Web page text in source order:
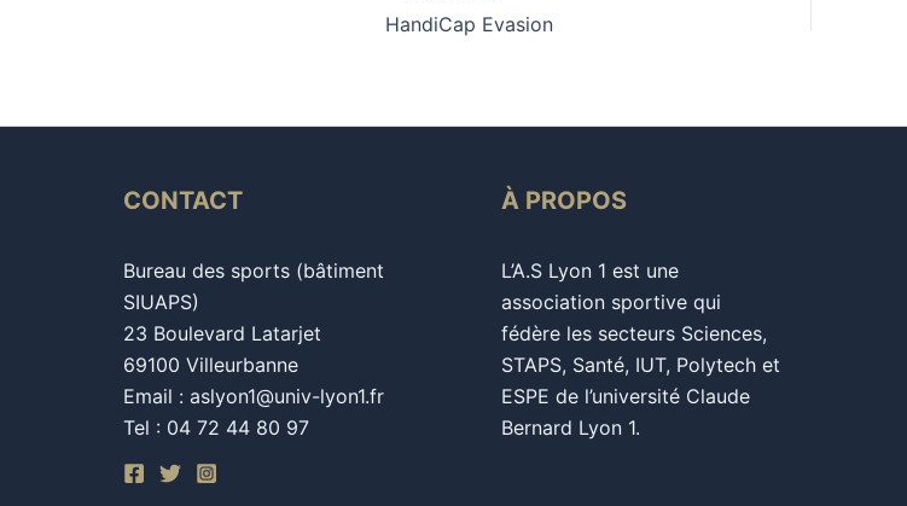
HandiCap Evasion
CONTACT
Bureau des sports (bâtiment
SIUAPS)
23 Boulevard Latarjet
69100 Villeurbanne
Email : aslyon1@univ-lyon1.fr
Tel : 04 72 44 80 97
À PROPOS
L’A.S Lyon 1 est une
association sportive qui
fédère les secteurs Sciences,
STAPS, Santé, IUT, Polytech et
ESPE de l’université Claude
Bernard Lyon 1.